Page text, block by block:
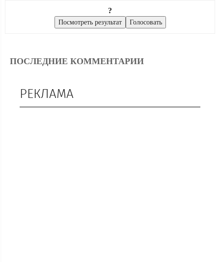
?
ПОСЛЕДНИЕ КОММЕНТАРИИ
РЕКЛАМА